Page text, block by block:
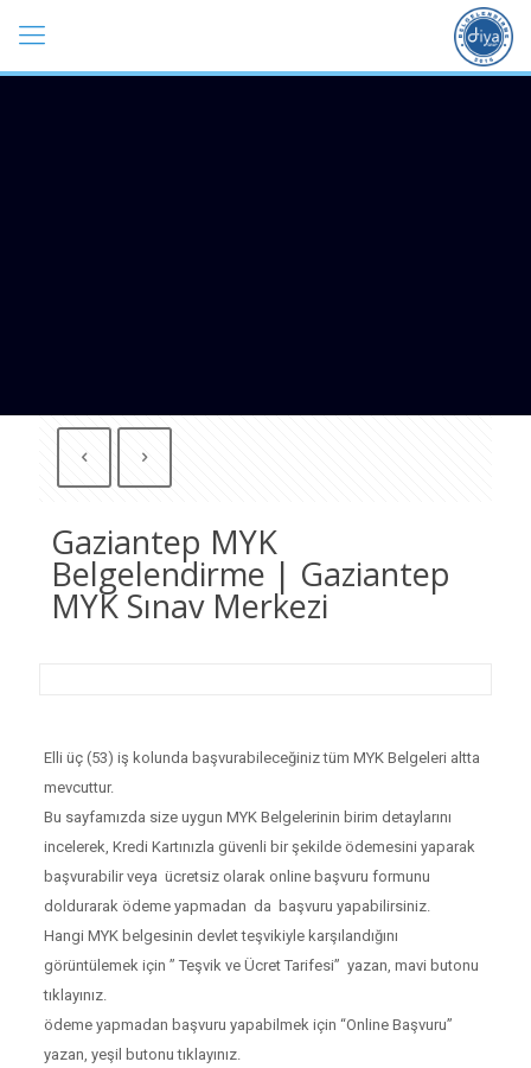
Gaziantep MYK
Belgelendirme | Gaziantep
MYK Sınav Merkezi
Elli üç (53) iş kolunda başvurabileceğiniz tüm MYK Belgeleri altta
mevcuttur.
Bu sayfamızda size uygun MYK Belgelerinin birim detaylarını
incelerek, Kredi Kartınızla güvenli bir şekilde ödemesini yaparak
başvurabilir veya ücretsiz olarak online başvuru formunu
doldurarak ödeme yapmadan da başvuru yapabilirsiniz.
Hangi MYK belgesinin devlet teşvikiyle karşılandığını
görüntülemek için ” Teşvik ve Ücret Tarifesi” yazan, mavi butonu
tıklayınız.
ödeme yapmadan başvuru yapabilmek için “Online Başvuru”
yazan, yeşil butonu tıklayınız.